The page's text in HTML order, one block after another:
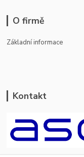
O firmě
Základní informace
Kontakt